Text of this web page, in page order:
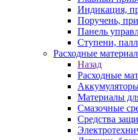
Индикация,
Поручень,
Панель
Ступени,
Расходные
Назад
Расходные
Материалы
Смазочные
Средства